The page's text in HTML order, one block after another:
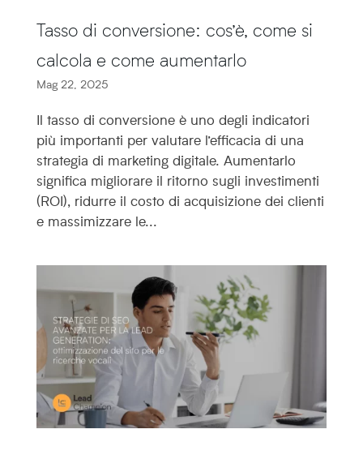
Tasso di conversione: cos’è, come si
calcola e come aumentarlo
Mag 22, 2025
Il tasso di conversione è uno degli indicatori
più importanti per valutare l’efficacia di una
strategia di marketing digitale. Aumentarlo
significa migliorare il ritorno sugli investimenti
(ROI), ridurre il costo di acquisizione dei clienti
e massimizzare le...